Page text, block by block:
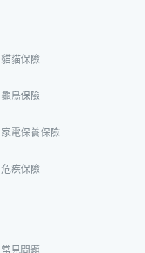
貓貓保險
龜鳥保險
家電保養保險
危疾保險
常見問題